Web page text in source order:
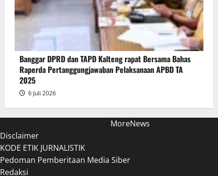
Banggar DPRD dan TAPD Kalteng rapat Bersama Bahas
Raperda Pertanggungjawaban Pelaksanaan APBD TA
2025
6 Juli 2026
MoreNews
Disclaimer
KODE ETIK JURNALISTIK
Pedoman Pemberitaan Media Siber
Redaksi